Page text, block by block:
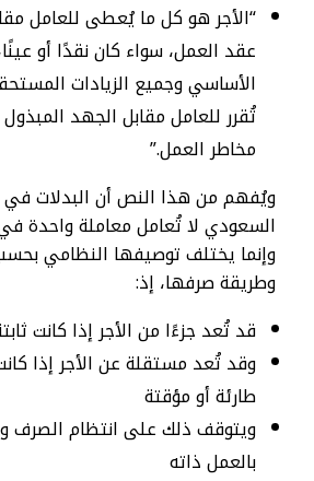
“الأجر هو كل ما يُعطى للعامل
عقد العمل، سواء كان نقدًا أو
الأساسي وجميع الزيادات
تُقرر للعامل مقابل الجهد
مخاطر العمل.”
ويُفهم من هذا النص أن البدلات
السعودي لا تُعامل معاملة واحدة
وإنما يختلف توصيفها النظامي
وطريقة صرفها، إذ:
قد تُعد جزءًا من الأجر إذا كانت
وقد تُعد مستقلة عن الأجر إذا
طارئة أو مؤقتة
ويتوقف ذلك على انتظام الصرف
بالعمل ذاته